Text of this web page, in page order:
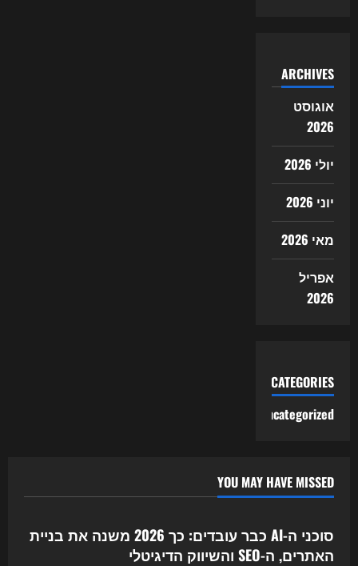
ARCHIVES
אוגוסט
2026
יולי 2026
יוני 2026
מאי 2026
אפריל
2026
CATEGORIES
Uncategorized
YOU MAY HAVE MISSED
Uncategorized
סוכני ה-AI כבר עובדים: כך 2026 משנה את בניית
האתרים, ה-SEO והשיווק הדיגיטלי